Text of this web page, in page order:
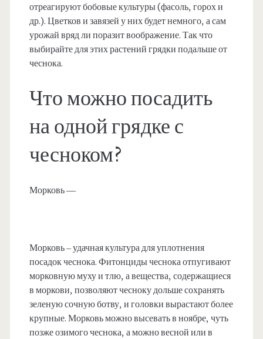
отреагируют бобовые культуры (фасоль, горох и
др.). Цветков и завязей у них будет немного, а сам
урожай вряд ли поразит воображение. Так что
выбирайте для этих растений грядки подальше от
чеснока.
Что можно посадить
на одной грядке с
чесноком?
Морковь —
Морковь – удачная культура для уплотнения
посадок чеснока. Фитонциды чеснока отпугивают
морковную муху и тлю, а вещества, содержащиеся
в моркови, позволяют чесноку дольше сохранять
зеленую сочную ботву, и головки вырастают более
крупные. Морковь можно высевать в ноябре, чуть
позже озимого чеснока, а можно весной или в